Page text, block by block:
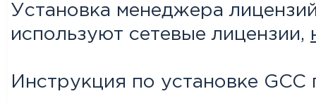
Установка менеджера
используют сетевые лицензии,
Инструкция по установке GCC